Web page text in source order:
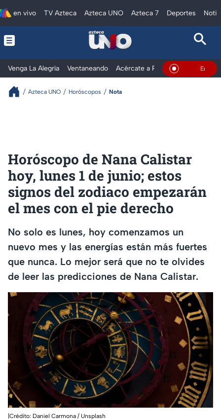
en vivo TV Azteca Azteca UNO Azteca 7 Deportes
Venga La Alegría Ventaneando Acércate a Rocío Al Extremo
En Vivo
Azteca UNO Horóscopos Nota
Horóscopo de Nana Calistar
hoy, lunes 1 de junio; estos
signos del zodiaco empezarán
el mes con el pie derecho
No solo es lunes, hoy comenzamos un
nuevo mes y las energías están más fuertes
que nunca. Lo mejor será que no te olvides
de leer las predicciones de Nana Calistar.
|Crédito: Daniel Carmona / Unsplash